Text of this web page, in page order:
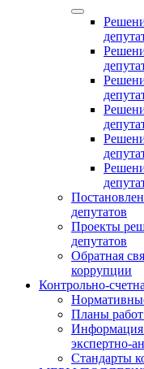
депутатов
Проекты
депутатов
Обратная
коррупции
Контрольно-
Планы работ
Информация
экспертно-
Стандарты